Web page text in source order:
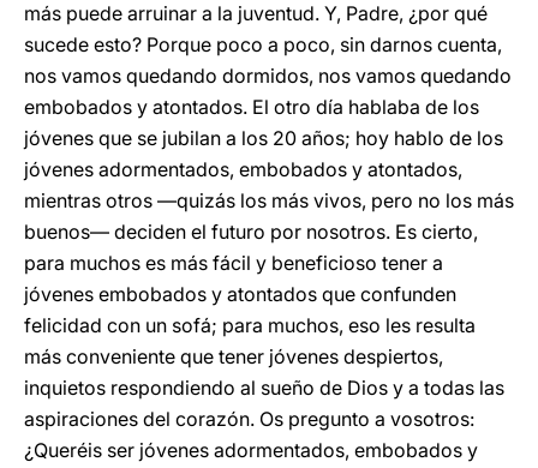
más puede arruinar a la juventud. Y, Padre, ¿por qué
sucede esto? Porque poco a poco, sin darnos cuenta,
nos vamos quedando dormidos, nos vamos quedando
embobados y atontados. El otro día hablaba de los
jóvenes que se jubilan a los 20 años; hoy hablo de los
jóvenes adormentados, embobados y atontados,
mientras otros —quizás los más vivos, pero no los más
buenos— deciden el futuro por nosotros. Es cierto,
para muchos es más fácil y beneficioso tener a
jóvenes embobados y atontados que confunden
felicidad con un sofá; para muchos, eso les resulta
más conveniente que tener jóvenes despiertos,
inquietos respondiendo al sueño de Dios y a todas las
aspiraciones del corazón. Os pregunto a vosotros:
¿Queréis ser jóvenes adormentados, embobados y